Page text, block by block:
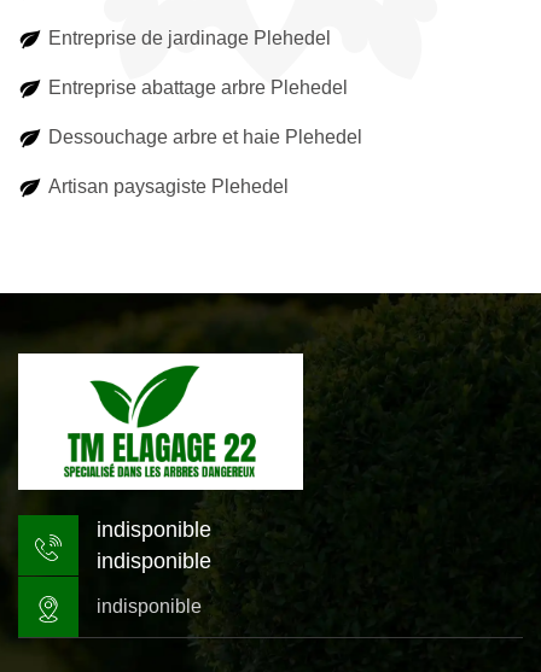
Entreprise de jardinage Plehedel
Entreprise abattage arbre Plehedel
Dessouchage arbre et haie Plehedel
Artisan paysagiste Plehedel
indisponible
indisponible
indisponible